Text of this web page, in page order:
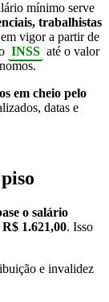
mínimo serve
trabalhistas
vigor a partir de
INSS até o valor
em cheio pelo
datas e
o salário
R$ 1.621,00. Isso
e invalidez